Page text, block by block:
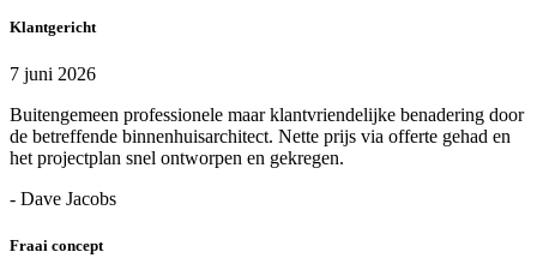
Klantgericht
7 juni 2026
Buitengemeen professionele maar klantvriendelijke benadering door
de betreffende binnenhuisarchitect. Nette prijs via offerte gehad en
het projectplan snel ontworpen en gekregen.
- Dave Jacobs
Fraai concept